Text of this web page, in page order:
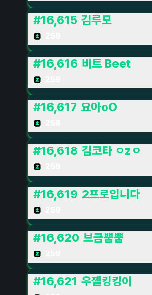
#16,615 김루모
#16,616 비트 Beet
#16,617 요아oO
#16,618 김코타 ㅇzㅇ
#16,619 2프로입니다
#16,620 브금뿜뿜
#16,621 우젤킹킹이